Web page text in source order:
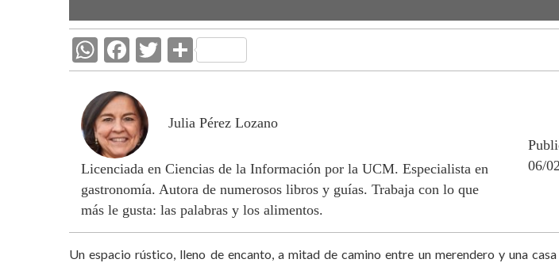
W
h
at
s
A
p
p
F
ac
e
b
o
o
k
T
w
er
C
o
p
ti
r
Julia Pérez Lozano
Licenciada en Ciencias de la Información por la UCM. Especialista en
gastronomía. Autora de numerosos libros y guías. Trabaja con lo que
más le gusta: las palabras y los alimentos.
06/
Un espacio rústico, lleno de encanto, a mitad de camino entre un merendero y una